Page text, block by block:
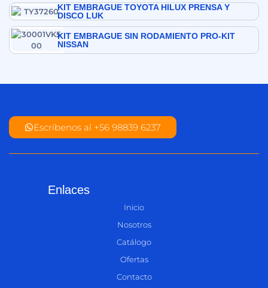
KIT EMBRAGUE TOYOTA HILUX PRENSA Y
DISCO LUK
KIT EMBRAGUE SIN RODAMIENTO PRO-KIT
NISSAN
Escríbenos al +56 98839 6237
Enlaces
Inicio
Nosotros
Catálogo
Ofertas
Contacto